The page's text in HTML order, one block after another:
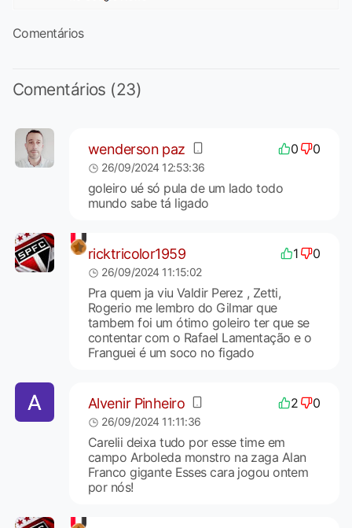
Comentários
Comentários (23)
wenderson paz 0 0
26/09/2024 12:53:36
goleiro ué só pula de um lado todo
mundo sabe tá ligado
ricktricolor1959 1 0
26/09/2024 11:15:02
Pra quem ja viu Valdir Perez , Zetti,
Rogerio me lembro do Gilmar que
tambem foi um ótimo goleiro ter que se
contentar com o Rafael Lamentação e o
Franguei é um soco no figado
Alvenir Pinheiro 2 0
26/09/2024 11:11:36
Carelii deixa tudo por esse time em
campo Arboleda monstro na zaga Alan
Franco gigante Esses cara jogou ontem
por nós!